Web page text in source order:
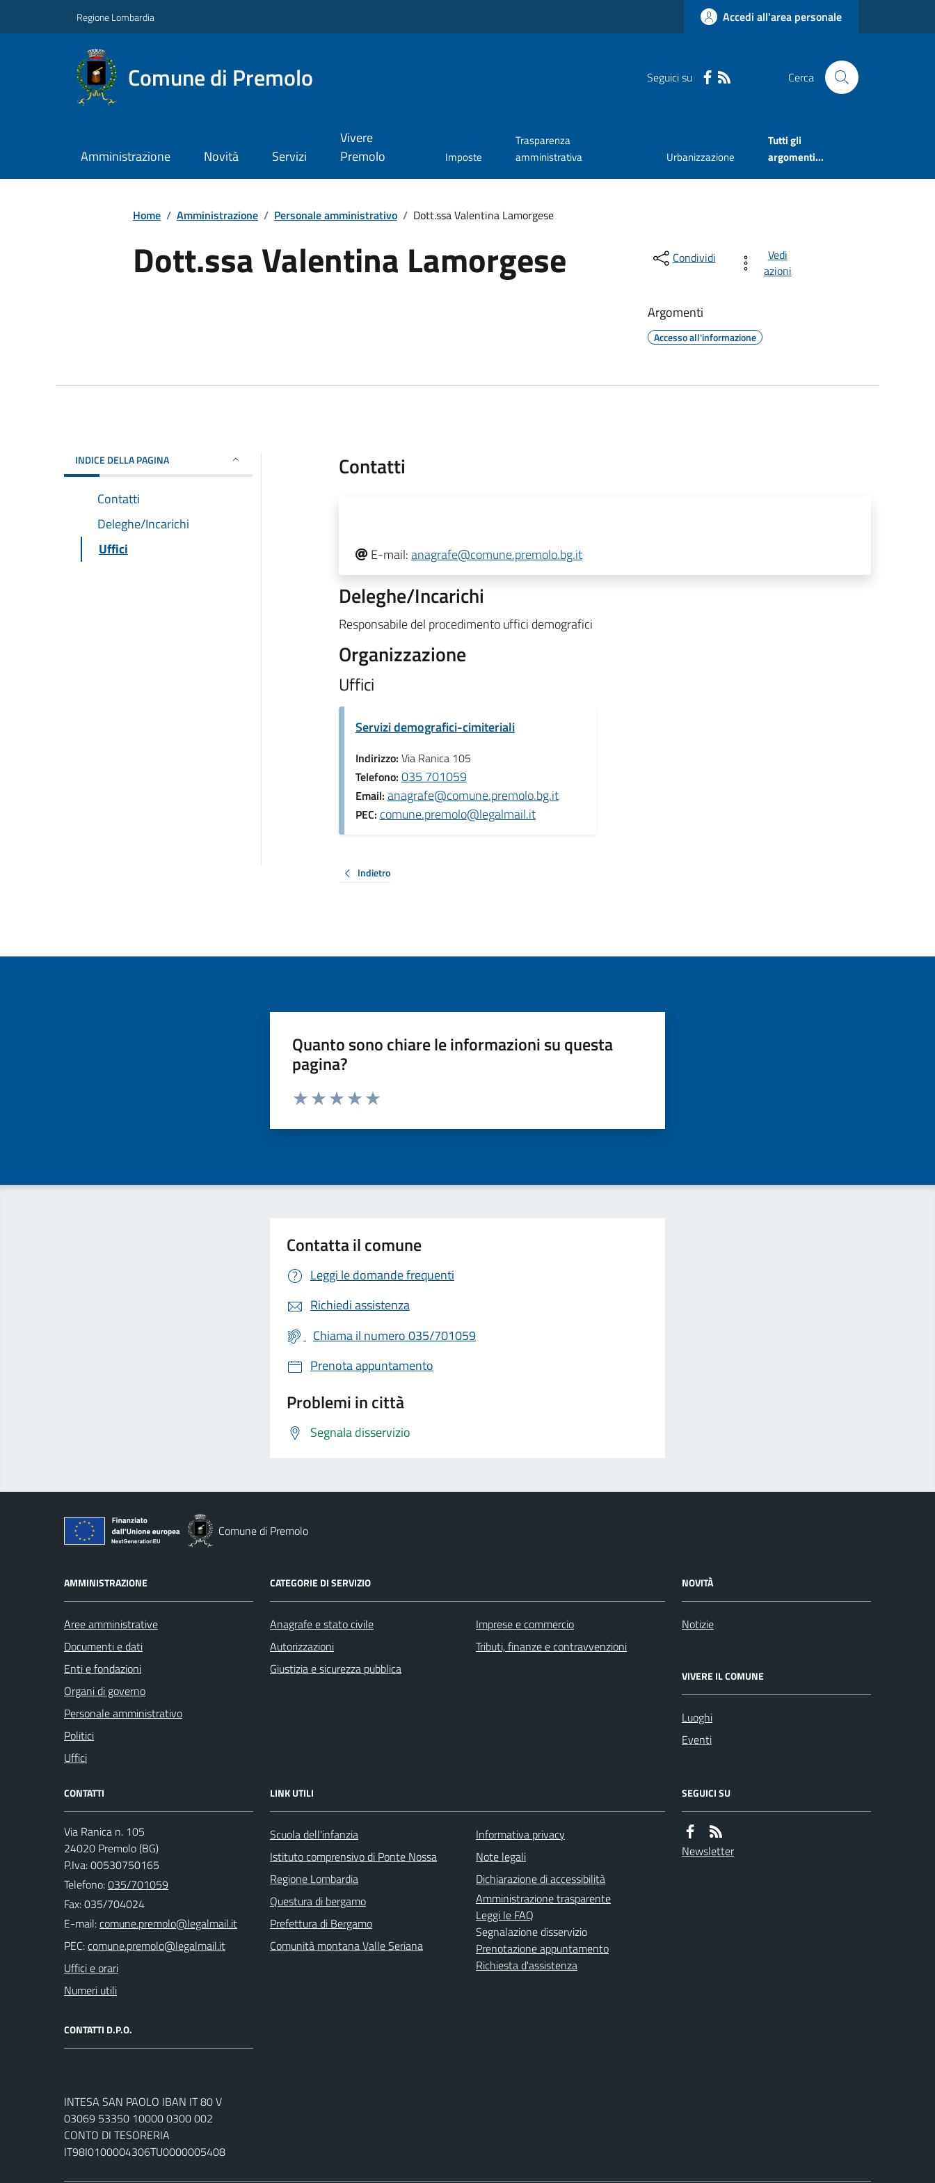
Regione Lombardia Accedi all'area personale
Comune di Premolo Seguici su Cerca
Amministrazione Novità Servizi
Vivere
Premolo
Imposte
Trasparenza
amministrativa
Urbanizzazione
Tutti gli
argomenti...
Home / Amministrazione / Personale amministrativo / Dott.ssa Valentina Lamorgese
Dott.ssa Valentina Lamorgese Condividi
Vedi
azioni
Argomenti
Accesso all'informazione
INDICE DELLA PAGINA
Contatti
Deleghe/Incarichi
Uffici
Contatti
E-mail:anagrafe@comune.premolo.bg.it
Deleghe/Incarichi
Responsabile del procedimento uffici demografici
Organizzazione
Uffici
Servizi demografici-cimiteriali
Indirizzo: Via Ranica 105
Telefono: 035 701059
Email: anagrafe@comune.premolo.bg.it
PEC: comune.premolo@legalmail.it
Indietro
Quanto sono chiare le informazioni su questa
pagina?
Valuta da 1 a 5 stelle la pagina
Contatta il comune
Leggi le domande frequenti
Richiedi assistenza
Chiama il numero 035/701059
Prenota appuntamento
Problemi in città
Segnala disservizio
Comune di Premolo
AMMINISTRAZIONE
Aree amministrative
Documenti e dati
Enti e fondazioni
Organi di governo
Personale amministrativo
Politici
Uffici
CATEGORIE DI SERVIZIO
Anagrafe e stato civile
Autorizzazioni
Giustizia e sicurezza pubblica
Imprese e commercio
Tributi, finanze e contravvenzioni
NOVITÀ
Notizie
VIVERE IL COMUNE
Luoghi
Eventi
CONTATTI
Via Ranica n. 105
24020 Premolo (BG)
P.Iva: 00530750165
Telefono:035/701059
Fax: 035/704024
E-mail:
PEC:
Uffici e orari
Numeri utili
CONTATTI D.P.O.
INTESA SAN PAOLO IBAN IT 80 V
03069 53350 10000 0300 002
CONTO DI TESORERIA
IT98I0100004306TU0000005408
LINK UTILI
Scuola dell'infanzia
Istituto comprensivo di Ponte Nossa
Regione Lombardia
Questura di bergamo
Prefettura di Bergamo
Comunità montana Valle Seriana
Informativa privacy
Note legali
Dichiarazione di accessibilità
Amministrazione trasparente
Leggi le FAQ
Segnalazione disservizio
Prenotazione appuntamento
Richiesta d'assistenza
SEGUICI SU
Newsletter